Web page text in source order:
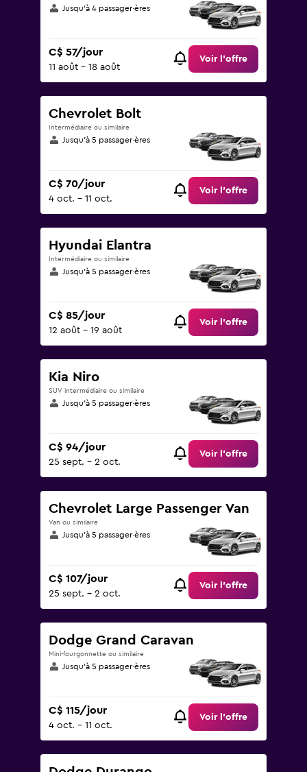
Jusqu’à 4 passager·ères
C$ 57/jour
11 août - 18 août
Voir l’offre
Chevrolet Bolt
Intermédiaire ou similaire
Jusqu’à 5 passager·ères
C$ 70/jour
4 oct. - 11 oct.
Voir l’offre
Hyundai Elantra
Intermédiaire ou similaire
Jusqu’à 5 passager·ères
C$ 85/jour
12 août - 19 août
Voir l’offre
Kia Niro
SUV intermédiaire ou similaire
Jusqu’à 5 passager·ères
C$ 94/jour
25 sept. - 2 oct.
Voir l’offre
Chevrolet Large Passenger Van
Van ou similaire
Jusqu’à 5 passager·ères
C$ 107/jour
25 sept. - 2 oct.
Voir l’offre
Dodge Grand Caravan
Mini-fourgonnette ou similaire
Jusqu’à 5 passager·ères
C$ 115/jour
4 oct. - 11 oct.
Voir l’offre